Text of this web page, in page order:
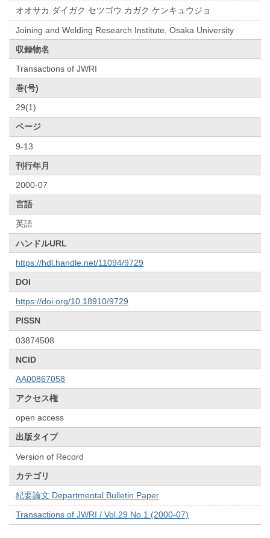
オオサカ ダイガク セツゴウ カガク ケンキュウジョ
Joining and Welding Research Institute, Osaka University
収録物名
Transactions of JWRI
巻(号)
29(1)
ページ
9-13
刊行年月
2000-07
言語
英語
ハンドルURL
https://hdl.handle.net/11094/9729
DOI
https://doi.org/10.18910/9729
PISSN
03874508
NCID
AA00867058
アクセス権
open access
出版タイプ
Version of Record
カテゴリ
紀要論文 Departmental Bulletin Paper
Transactions of JWRI / Vol.29 No.1 (2000-07)